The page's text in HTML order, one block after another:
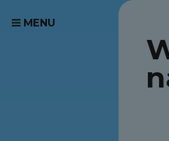
MENU